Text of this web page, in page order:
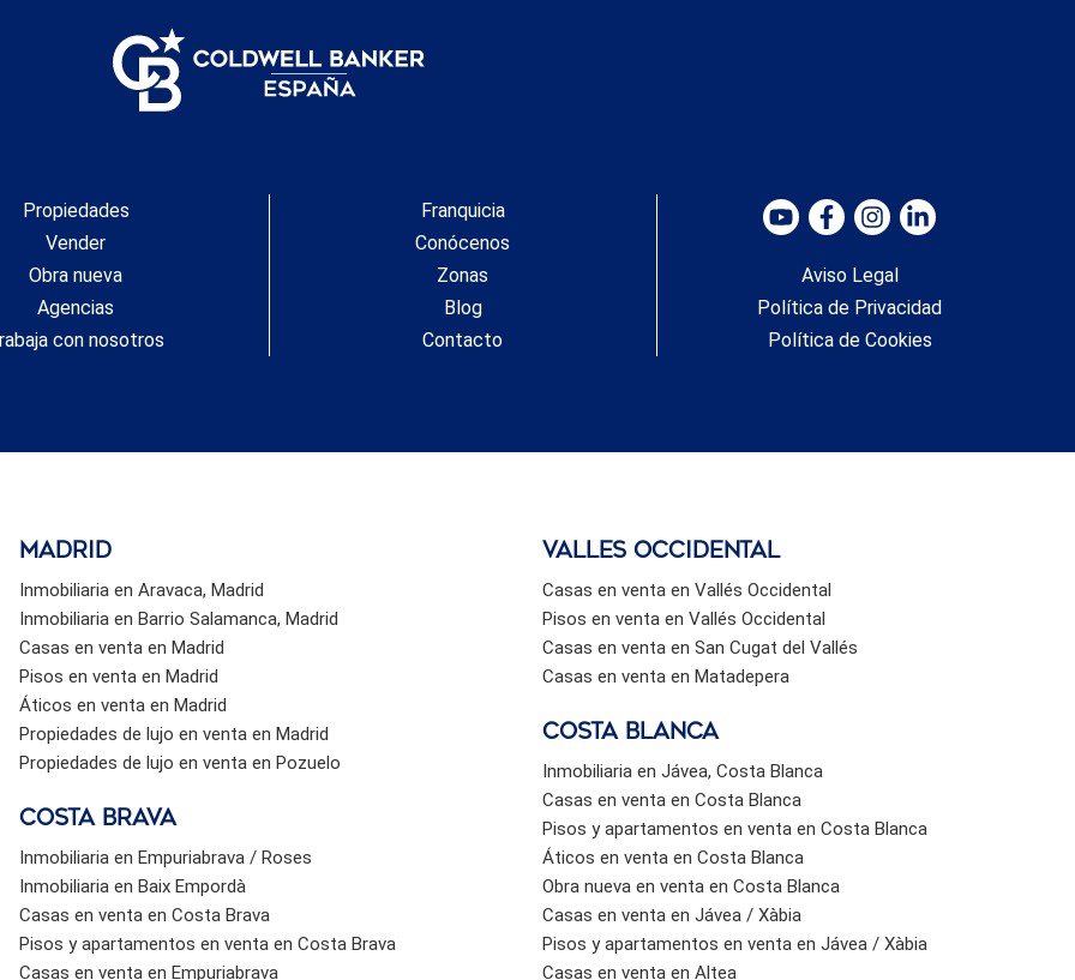
Propiedades
Vender
Obra nueva
Agencias
con nosotros
Franquicia
Conócenos
Zonas
Blog
Contacto
Aviso Legal
Política de Privacidad
Política de Cookies
Madrid
Inmobiliaria en Aravaca, Madrid
Inmobiliaria en Barrio Salamanca, Madrid
Casas en venta en Madrid
Pisos en venta en Madrid
Áticos en venta en Madrid
Propiedades de lujo en venta en Madrid
Propiedades de lujo en venta en Pozuelo
Costa brava
Inmobiliaria en Empuriabrava / Roses
Inmobiliaria en Baix Empordà
Casas en venta en Costa Brava
Pisos y apartamentos en venta en Costa Brava
Casas en venta en Empuriabrava
valles occidental
Casas en venta en Vallés Occidental
Pisos en venta en Vallés Occidental
Casas en venta en San Cugat del Vallés
Casas en venta en Matadepera
Costa Blanca
Inmobiliaria en Jávea, Costa Blanca
Casas en venta en Costa Blanca
Pisos y apartamentos en venta en Costa Blanca
Áticos en venta en Costa Blanca
Obra nueva en venta en Costa Blanca
Casas en venta en Jávea / Xàbia
Pisos y apartamentos en venta en Jávea / Xàbia
Casas en venta en Altea